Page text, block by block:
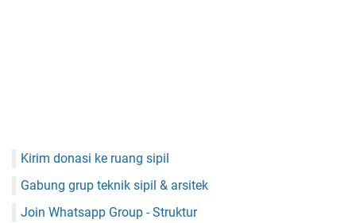
Kirim donasi ke ruang sipil
Gabung grup teknik sipil & arsitek
Join Whatsapp Group - Struktur